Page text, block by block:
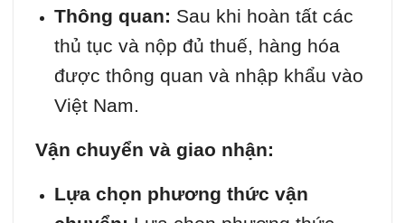
Thông quan: Sau khi hoàn tất các
thủ tục và nộp đủ thuế, hàng hóa
được thông quan và nhập khẩu vào
Việt Nam.
Vận chuyển và giao nhận:
Lựa chọn phương thức vận